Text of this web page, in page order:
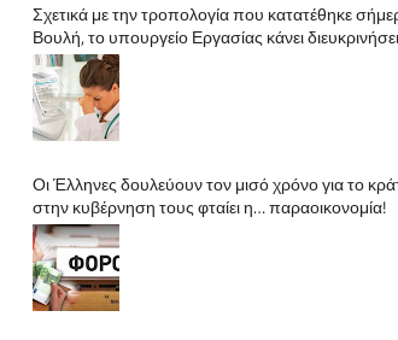
Σχετικά με την τροπολογία που κατατέθηκε
Βουλή, το υπουργείο Εργασίας κάνει
Οι Έλληνες δουλεύουν τον μισό χρόνο για το
στην κυβέρνηση τους φταίει η… παραοικονομία!